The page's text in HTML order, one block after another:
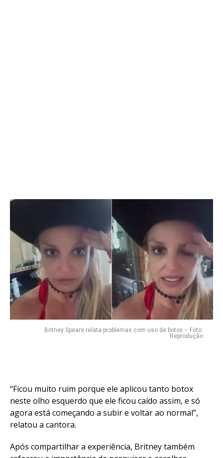
Britney Spears relata problemas com uso de botox – Foto:
Reprodução
“Ficou muito ruim porque ele aplicou tanto botox
neste olho esquerdo que ele ficou caído assim, e só
agora está começando a subir e voltar ao normal”,
relatou a cantora.
Após compartilhar a experiência, Britney também
Pinterest
Whatsapp
Email